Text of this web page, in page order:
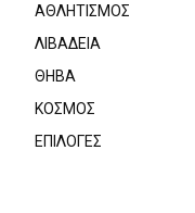
ΑΘΛΗΤΙΣΜΟΣ
ΛΙΒΑΔΕΙΑ
ΘΗΒΑ
ΚΟΣΜΟΣ
ΕΠΙΛΟΓΕΣ